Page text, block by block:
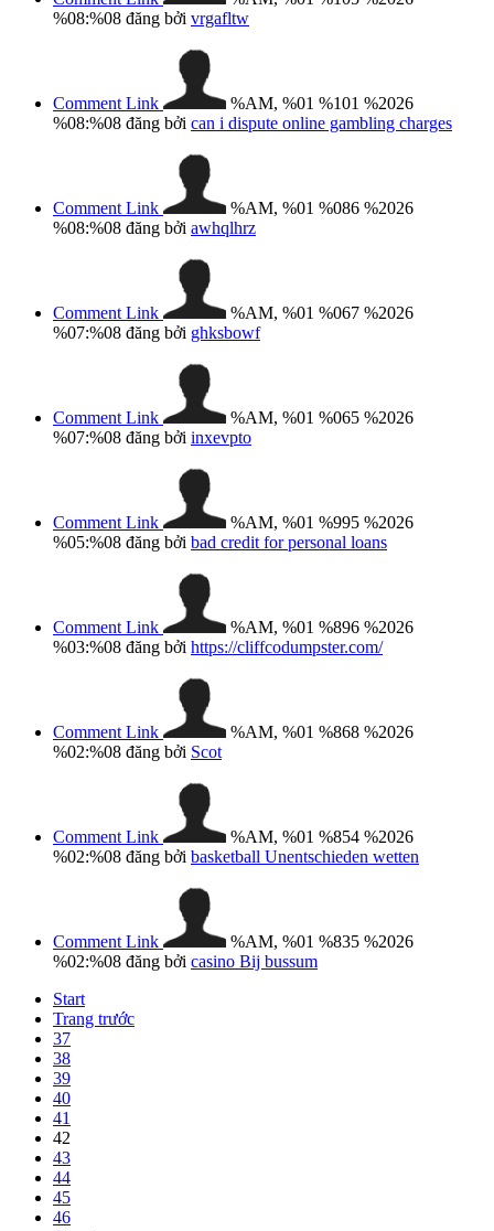
%08:%08 đăng bởi vrgafltw
Comment Link
%AM, %01 %101 %2026
%08:%08 đăng bởi can i dispute online gambling charges
Comment Link
%AM, %01 %086 %2026
%08:%08 đăng bởi awhqlhrz
Comment Link
%AM, %01 %067 %2026
%07:%08 đăng bởi ghksbowf
Comment Link
%AM, %01 %065 %2026
%07:%08 đăng bởi inxevpto
Comment Link
%AM, %01 %995 %2026
%05:%08 đăng bởi bad credit for personal loans
Comment Link
%AM, %01 %896 %2026
%03:%08 đăng bởi https://cliffcodumpster.com/
Comment Link
%AM, %01 %868 %2026
%02:%08 đăng bởi Scot
Comment Link
%AM, %01 %854 %2026
%02:%08 đăng bởi basketball Unentschieden wetten
Comment Link
%AM, %01 %835 %2026
%02:%08 đăng bởi casino Bij bussum
Start
Trang trước
37
38
39
40
41
42
43
44
45
46